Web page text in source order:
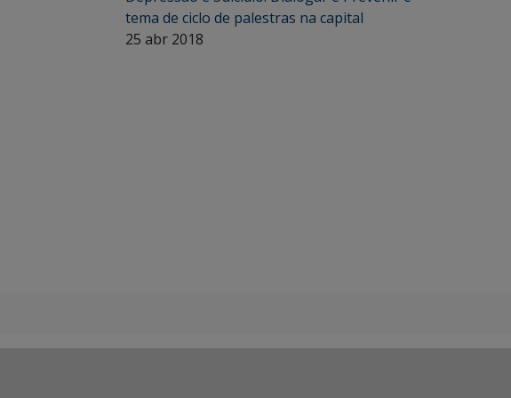
tema de ciclo de palestras na capital
25 abr 2018